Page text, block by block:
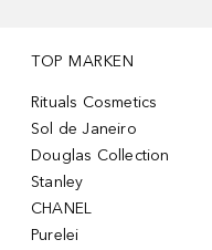
TOP MARKEN
Rituals Cosmetics
Sol de Janeiro
Douglas Collection
Stanley
CHANEL
Purelei